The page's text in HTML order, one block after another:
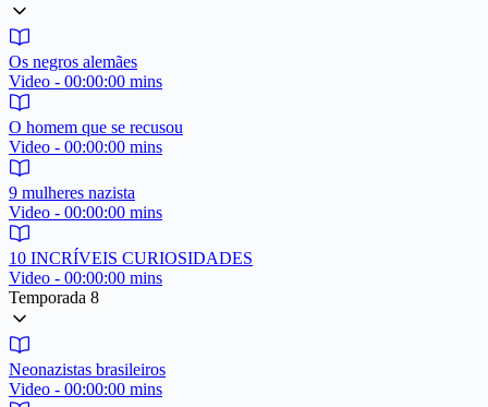
Os negros alemães
Video - 00:00:00 mins
O homem que se recusou
Video - 00:00:00 mins
9 mulheres nazista
Video - 00:00:00 mins
10 INCRÍVEIS CURIOSIDADES
Video - 00:00:00 mins
Temporada 8
Neonazistas brasileiros
Video - 00:00:00 mins